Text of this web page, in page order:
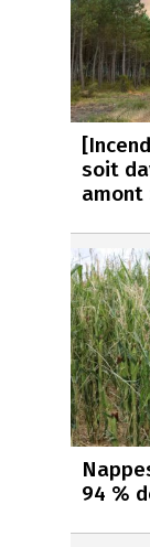
soit
amont
94 %